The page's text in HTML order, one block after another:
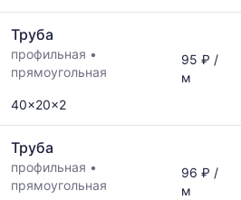
Труба
профильная •
прямоугольная
40x20x2
95 ₽ /
м
Труба
профильная •
прямоугольная
96 ₽ /
м